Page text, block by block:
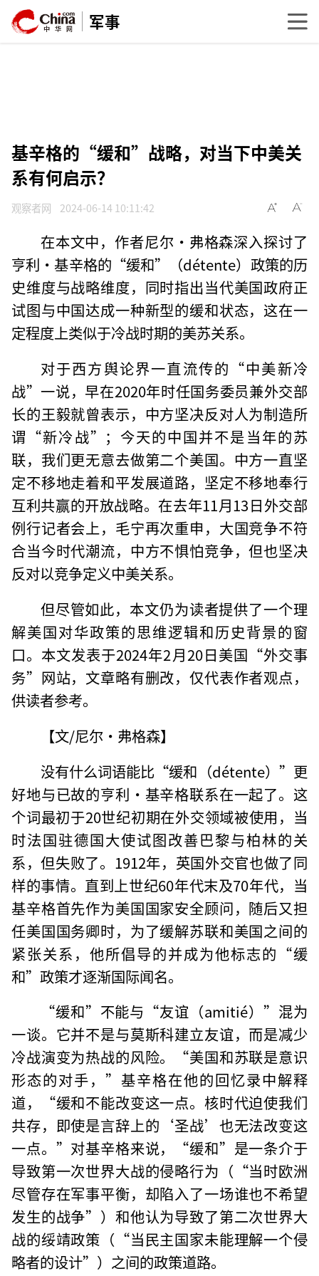
军事
基辛格的“缓和”战略，对当下中美关
系有何启示？
观察者网 2024-06-14 10:11:42
在本文中，作者尼尔·弗格森深入探讨了
亨利·基辛格的“缓和”（détente）政策的历
史维度与战略维度，同时指出当代美国政府正
试图与中国达成一种新型的缓和状态，这在一
定程度上类似于冷战时期的美苏关系。
对于西方舆论界一直流传的“中美新冷
战”一说，早在2020年时任国务委员兼外交部
长的王毅就曾表示，中方坚决反对人为制造所
谓“新冷战”；今天的中国并不是当年的苏
联，我们更无意去做第二个美国。中方一直坚
定不移地走着和平发展道路，坚定不移地奉行
互利共赢的开放战略。在去年11月13日外交部
例行记者会上，毛宁再次重申，大国竞争不符
合当今时代潮流，中方不惧怕竞争，但也坚决
反对以竞争定义中美关系。
但尽管如此，本文仍为读者提供了一个理
解美国对华政策的思维逻辑和历史背景的窗
口。本文发表于2024年2月20日美国“外交事
务”网站，文章略有删改，仅代表作者观点，
供读者参考。
【文/尼尔·弗格森】
没有什么词语能比“缓和（détente）”更
好地与已故的亨利·基辛格联系在一起了。这
个词最初于20世纪初期在外交领域被使用，当
时法国驻德国大使试图改善巴黎与柏林的关
系，但失败了。1912年，英国外交官也做了同
样的事情。直到上世纪60年代末及70年代，当
基辛格首先作为美国国家安全顾问，随后又担
任美国国务卿时，为了缓解苏联和美国之间的
紧张关系，他所倡导的并成为他标志的“缓
和”政策才逐渐国际闻名。
“缓和”不能与“友谊（amitié）”混为
一谈。它并不是与莫斯科建立友谊，而是减少
冷战演变为热战的风险。“美国和苏联是意识
形态的对手，”基辛格在他的回忆录中解释
道，“缓和不能改变这一点。核时代迫使我们
共存，即使是言辞上的‘圣战’也无法改变这
一点。”对基辛格来说，“缓和”是一条介于
导致第一次世界大战的侵略行为（“当时欧洲
尽管存在军事平衡，却陷入了一场谁也不希望
发生的战争”）和他认为导致了第二次世界大
战的绥靖政策（“当民主国家未能理解一个侵
略者的设计”）之间的政策道路。